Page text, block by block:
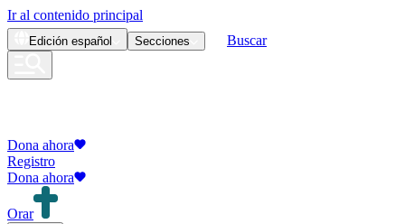
Ir al contenido principal
Edición español Secciones Buscar
Dona ahora
Registro
Dona ahora
Orar